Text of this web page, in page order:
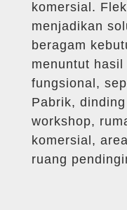
komersial.
menjadikan
beragam
menuntut
fungsional,
Pabrik,
workshop,
komersial,
ruang